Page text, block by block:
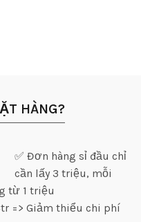
HÀNG?
✅ Đơn hàng sỉ đầu chỉ
cần lấy 3 triệu, mỗi
từ 1 triệu
=> Giảm thiểu chi phí